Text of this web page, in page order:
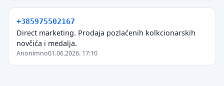
+385975502167
Direct marketing. Prodaja pozlaćenih kolkcionarskih
novčića i medalja.
Anonimno01.06.2026. 17:10